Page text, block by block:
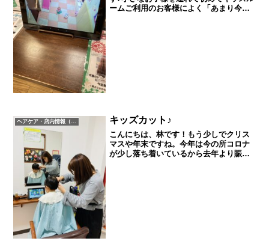
ームご利用のお客様によく「あまり今ま
キッズカット♪
こんにちは、林です！もう少しでクリス
マスや年末ですね。今年は今の所コロナ
が少し落ち着いているから去年より賑わ